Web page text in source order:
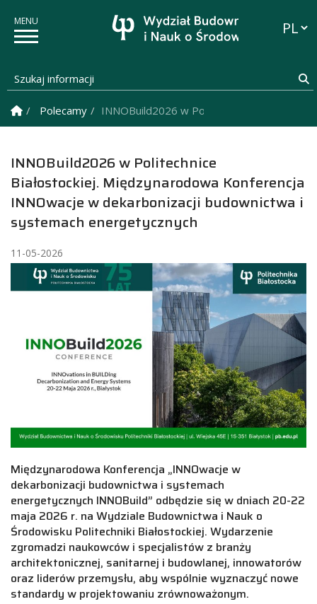
Szukaj informacji
Strona Główna
Polecamy INNOBuild2026 w Politechnice
INNOBuild2026 w Politechnice
Białostockiej. Międzynarodowa Konferencja
INNOwacje w dekarbonizacji budownictwa i
systemach energetycznych
11-05-2026
Międzynarodowa Konferencja „INNOwacje w
dekarbonizacji budownictwa i systemach
energetycznych INNOBuild” odbędzie się w dniach 20-22
maja 2026 r. na Wydziale Budownictwa i Nauk o
Środowisku Politechniki Białostockiej. Wydarzenie
zgromadzi naukowców i specjalistów z branży
architektonicznej, sanitarnej i budowlanej, innowatorów
oraz liderów przemysłu, aby wspólnie wyznaczyć nowe
standardy w projektowaniu zrównoważonym.